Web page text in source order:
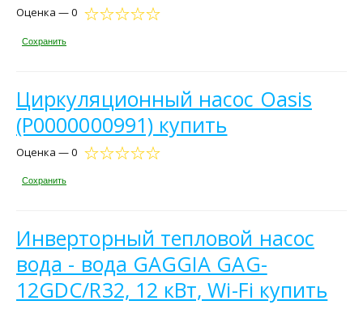
Оценка — 0
Сохранить
Циркуляционный насос Oasis
(Р0000000991) купить
Оценка — 0
Сохранить
Инверторный тепловой насос
вода - вода GAGGIA GAG-
12GDC/R32, 12 кВт, Wi-Fi купить